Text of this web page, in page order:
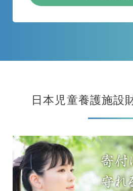
日本児童養護施設